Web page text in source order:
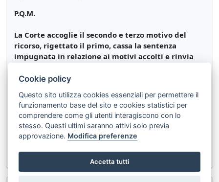
P.Q.M.
La Corte accoglie il secondo e terzo motivo del
ricorso, rigettato il primo, cassa la sentenza
impugnata in relazione ai motivi accolti e rinvia
della Lombardia, in diversa composizione, anche
di legittimità.
Così deciso in Roma, nella camera di consiglio del 27
settembre 2024.
Cookie policy
Questo sito utilizza cookies essenziali per permettere il
funzionamento base del sito e cookies statistici per
comprendere come gli utenti interagiscono con lo
stesso. Questi ultimi saranno attivi solo previa
approvazione. Modifica preferenze
Accetta tutti